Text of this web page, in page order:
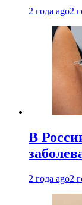
2 года ago2
В
2 года ago2